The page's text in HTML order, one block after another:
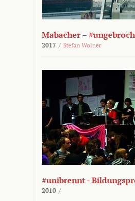
Mabacher –
2017 / Stefan Wolner
#unibrennt -
2010 /